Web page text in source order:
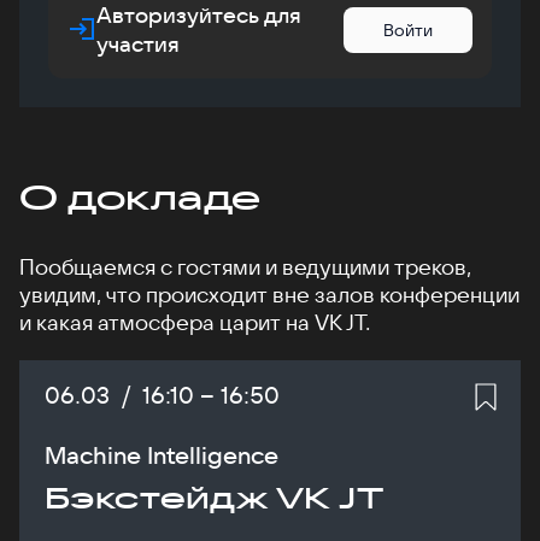
Авторизуйтесь для
участия
Войти
О докладе
Пообщаемся с гостями и ведущими треков,
увидим, что происходит вне залов конференции
и какая атмосфера царит на VK JT.
Дата:
06.03 / Начало:
16:10 – Конец:
16:50
Machine Intelligence
Бэкстейдж VK JT